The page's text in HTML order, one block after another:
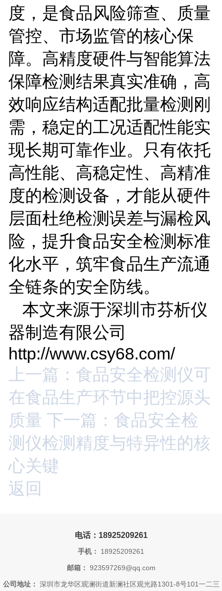
度，是食品风险筛查、质量
管控、市场监管的核心保
障。高精度硬件与智能算法
保障检测结果真实准确，高
效响应结构适配批量检测刚
需，稳定的工况适配性能实
现长期可靠作业。只有依托
高性能、高稳定性、高精准
度的检测设备，才能从硬件
层面杜绝检测误差与漏检风
险，提升食品安全检测标准
化水平，筑牢食品生产流通
全链条的安全防线。
本文来源于深圳市芬析仪
器制造有限公司
http://www.csy68.com/
上一篇：食品安全检测仪可
在食品生产环节中把控源头
质量 下一篇：食品安全检
测仪检测精度与特异性的核
心关键
返回
电话：18925209261
手机： 18925209261
邮箱： 923597269@qq.com
公司地址： 深圳市龙华区观澜街道新澜社区观光路1301-8号101一二三